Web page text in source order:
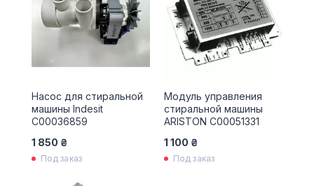
Насос для стиральной
машины Indesit
C00036859
1 850 ₴
Под заказ
Модуль управления
стиральной машины
ARISTON C00051331
1 100 ₴
Под заказ